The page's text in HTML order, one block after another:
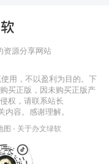
资源分享网站
用，不以盈利为目的。下
买正版，因未购买正版产
权，请联系站长
内容。感谢理解。
图 - 关于办文绿软